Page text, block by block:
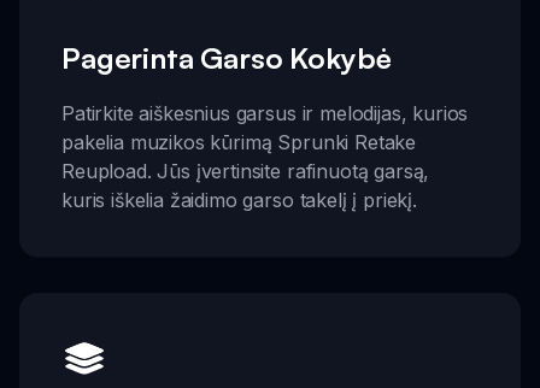
Pagerinta Garso Kokybė
Patirkite aiškesnius garsus ir melodijas, kurios
pakelia muzikos kūrimą Sprunki Retake
Reupload. Jūs įvertinsite rafinuotą garsą,
kuris iškelia žaidimo garso takelį į priekį.